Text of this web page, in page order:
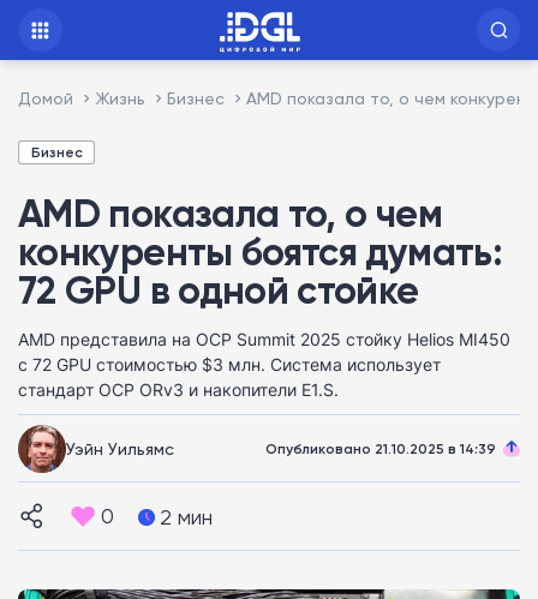
Домой Жизнь Бизнес AMD показала то, о чем
Бизнес
AMD показала то, о чем
конкуренты боятся думать:
72 GPU в одной стойке
AMD представила на OCP Summit 2025 стойку Helios MI450
с 72 GPU стоимостью $3 млн. Система использует
стандарт OCP ORv3 и накопители E1.S.
Уэйн Уильямс Опубликовано 21.10.2025 в 14:39
0 2 мин